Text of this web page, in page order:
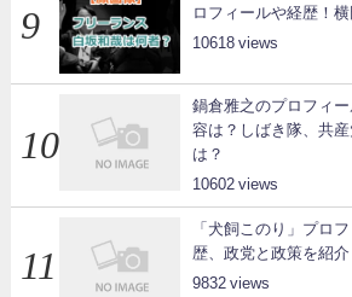
ロフィールや経歴！
10618
鍋倉雅之のプロフィ
容は？しばき隊、共
は？
10602
「犬飼このり」プロ
歴、政党と政策を紹
9832